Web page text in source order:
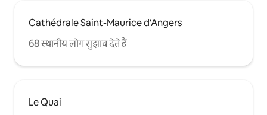
Cathédrale Saint-Maurice d'Angers
68 स्थानीय लोग सुझाव देते हैं
Le Quai